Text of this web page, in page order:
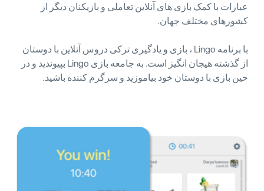
عبارات با کمک بازی های آنلاین تعاملی و بازیکنان دیگر از
کشورهای مختلف جهان.
با برنامه Lingo ، بازی و یادگیری ترکی دروس آنلاین با دوستان
از گذشته هیجان انگیز است. به جامعه بازی Lingo بپیوندید و در
حین بازی با دوستان خود بیاموزید و سرگرم کننده باشید.